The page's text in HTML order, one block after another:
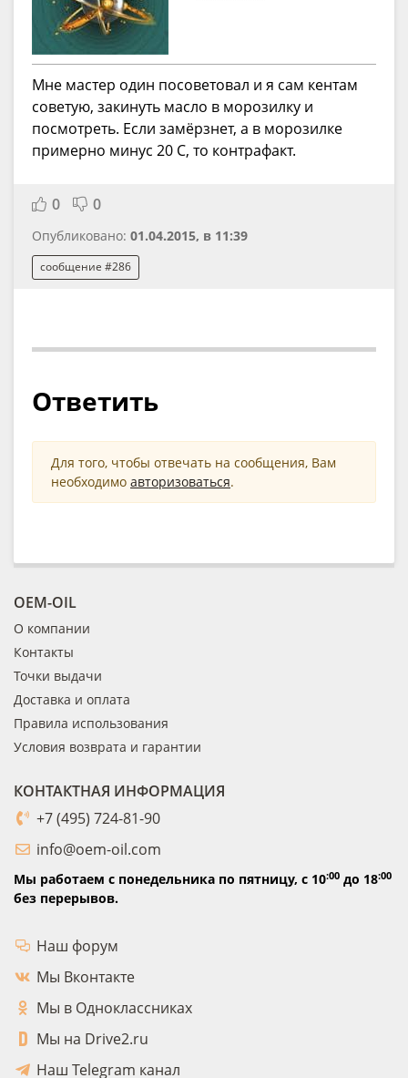
Мне мастер один посоветовал и я сам кентам
советую, закинуть масло в морозилку и
посмотреть. Если замёрзнет, а в морозилке
примерно минус 20 С, то контрафакт.
0 0
Опубликовано: 01.04.2015, в 11:39
сообщение #286
Ответить
Для того, чтобы отвечать на сообщения, Вам
необходимо авторизоваться.
OEM-OIL
О компании
Контакты
Точки выдачи
Доставка и оплата
Правила использования
Условия возврата и гарантии
КОНТАКТНАЯ ИНФОРМАЦИЯ
+7 (495) 724-81-90
info@oem-oil.com
Мы работаем с понедельника по пятницу, с 10:00 до 18:00
без перерывов.
Наш форум
Мы Вконтакте
Мы в Одноклассниках
Мы на Drive2.ru
Наш Telegram канал